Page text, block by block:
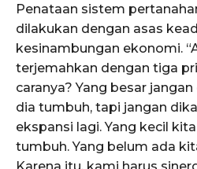
Penataan sistem
dilakukan dengan asas
kesinambungan ekonomi.
terjemahkan dengan tiga
caranya? Yang besar
dia tumbuh, tapi jangan
ekspansi lagi. Yang kecil
tumbuh. Yang belum ada